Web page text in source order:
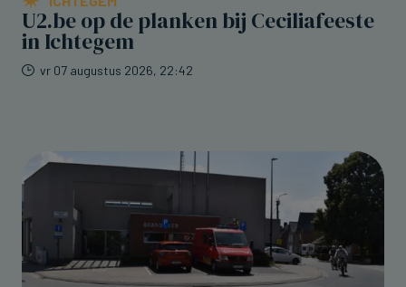
U2.be op de planken bij Ceciliafeeste
in Ichtegem
vr 07 augustus 2026, 22:42